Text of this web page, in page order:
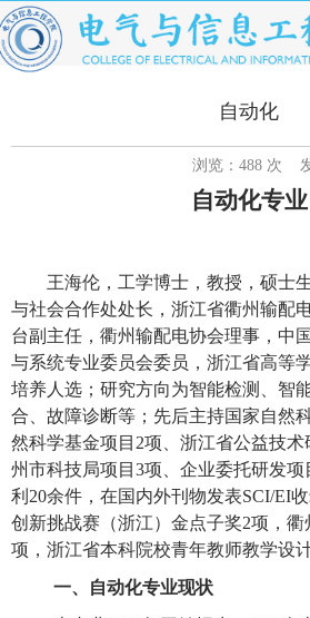
自动化
浏览： 488 次 发
自动化专业
王海伦，工学博士，教授，硕士
与社会合作处处长，浙江省衢州输配
台副主任，衢州输配电协会理事，中
与系统专业委员会委员，浙江省高等
培养人选；研究方向为智能检测、智
合、故障诊断等；先后主持国家自然
然科学基金项目2项、浙江省公益技
州市科技局项目3项、企业委托研发
利20余件，在国内外刊物发表SCI/EI
创新挑战赛（浙江）金点子奖2项，衢
项，浙江省本科院校青年教师教学设
一、自动化专业现状